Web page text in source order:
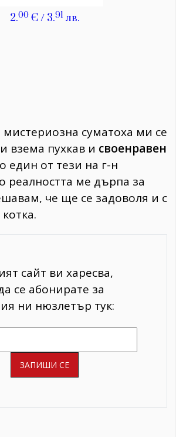
мистериозна суматоха ми се
взема пухкав и своенравен
един от тези на г-н
реалността ме дърпа за
че ще се задоволя и с
сайт ви харесва,
се абонирате за
ни нюзлетър тук: